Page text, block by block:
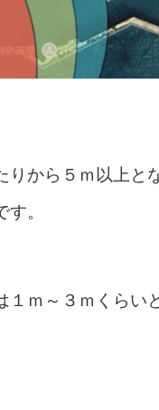
りから５ｍ以上と
。
１ｍ～３ｍくらい